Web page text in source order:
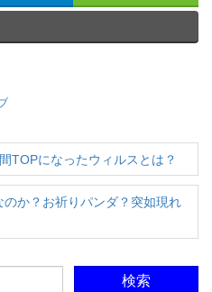
TOPになったウィルスとは？
か？お祈りパンダ？突如現れ